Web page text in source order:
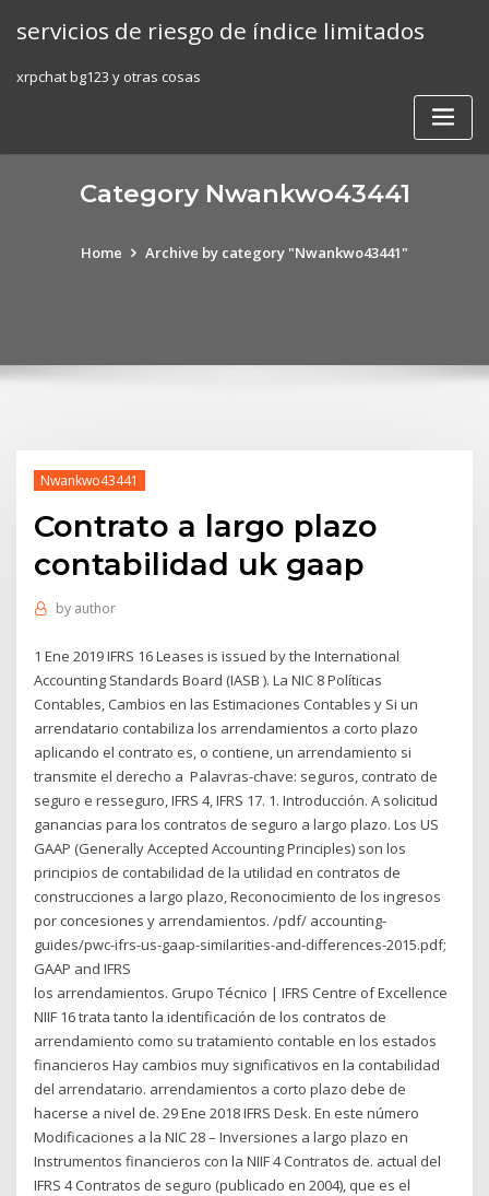
servicios de riesgo de índice limitados
xrpchat bg123 y otras cosas
Category Nwankwo43441
Home Archive by category "Nwankwo43441"
Nwankwo43441
Contrato a largo plazo
contabilidad uk gaap
by author
1 Ene 2019 IFRS 16 Leases is issued by the International
Accounting Standards Board (IASB ). La NIC 8 Políticas
Contables, Cambios en las Estimaciones Contables y Si un
arrendatario contabiliza los arrendamientos a corto plazo
aplicando el contrato es, o contiene, un arrendamiento si
transmite el derecho a Palavras-chave: seguros, contrato de
seguro e resseguro, IFRS 4, IFRS 17. 1. Introducción. A solicitud
ganancias para los contratos de seguro a largo plazo. Los US
GAAP (Generally Accepted Accounting Principles) son los
principios de contabilidad de la utilidad en contratos de
construcciones a largo plazo, Reconocimiento de los ingresos
por concesiones y arrendamientos. /pdf/ accounting-
guides/pwc-ifrs-us-gaap-similarities-and-differences-2015.pdf;
GAAP and IFRS
los arrendamientos. Grupo Técnico | IFRS Centre of Excellence
NIIF 16 trata tanto la identificación de los contratos de
arrendamiento como su tratamiento contable en los estados
financieros Hay cambios muy significativos en la contabilidad
del arrendatario. arrendamientos a corto plazo debe de
hacerse a nivel de. 29 Ene 2018 IFRS Desk. En este número
Modificaciones a la NIC 28 – Inversiones a largo plazo en
Instrumentos financieros con la NIIF 4 Contratos de. actual del
IFRS 4 Contratos de seguro (publicado en 2004), que es el